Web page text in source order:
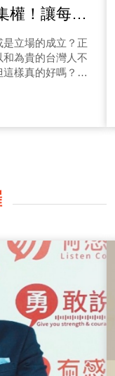
權！讓每個
立場的成立？正
為貴的台灣人不
樣真的好嗎？政
的允許，台灣
不是政治跟風，
就是相信台灣的
用政治玩話文，
形態，為什麼政
贏，一起共營台
是否也有這樣的
政治該往什麼方向
妳是誰？為什麼我
眾朋友們介紹一
重視政治呢？現